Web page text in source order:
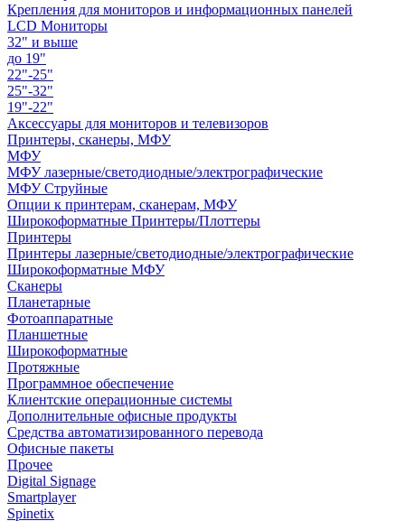
Крепления для мониторов и информационных панелей
LCD Мониторы
32" и выше
до 19"
22"-25"
25"-32"
19"-22"
Аксессуары для мониторов и телевизоров
Принтеры, сканеры, МФУ
МФУ
МФУ лазерные/светодиодные/электрографические
МФУ Струйные
Опции к принтерам, сканерам, МФУ
Широкоформатные Принтеры/Плоттеры
Принтеры
Принтеры лазерные/светодиодные/электрографические
Широкоформатные МФУ
Сканеры
Планетарные
Фотоаппаратные
Планшетные
Широкоформатные
Протяжные
Программное обеспечение
Клиентские операционные системы
Дополнительные офисные продукты
Средства автоматизированного перевода
Офисные пакеты
Прочее
Digital Signage
Smartplayer
Spinetix